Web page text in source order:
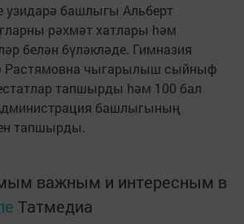
башлыгы Альберт
рәхмәт хатлары hәм
белән бүләкләде. Гимназия
Растямовна чыгарылыш сыйныф
тапшырды hәм 100 бал
башлыгының
тапшырды.
важным и интересным в
Татмедиа